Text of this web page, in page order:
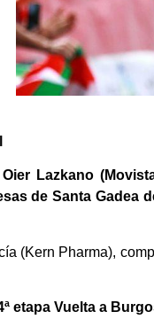
Lazkano
de Santa Gadea
(Kern Pharma),
etapa Vuelta a